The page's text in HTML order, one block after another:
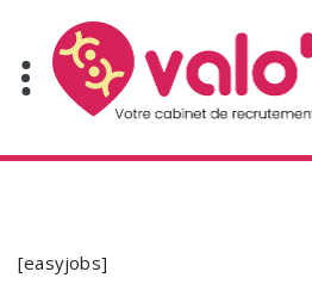
contenu
[easyjobs]